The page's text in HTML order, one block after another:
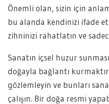
Önemli olan, sizin için
bu alanda kendinizi ifade
zihninizi rahatlatın ve
Sanatın içsel huzur
doğayla bağlantı
gözlemleyin ve bunları
çalışın. Bir doğa resmi